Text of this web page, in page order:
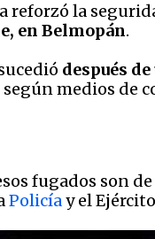
reforzó la
en Belmopán.
después
medios de
fugados son
Policíay el